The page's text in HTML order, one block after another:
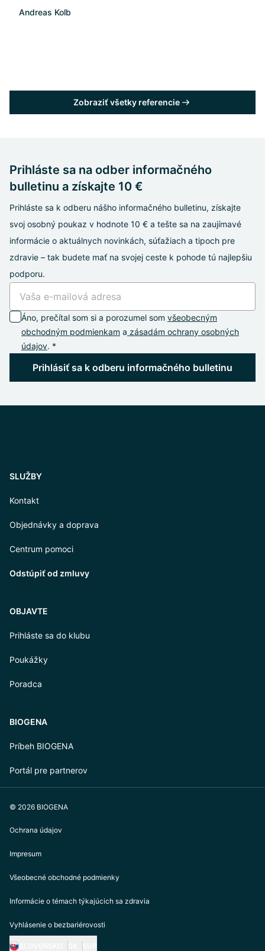
Andreas Kolb
Zobraziť všetky referencie
Prihláste sa na odber informačného
bulletinu a získajte 10 €
Prihláste sa k odberu nášho informačného bulletinu, získajte
svoj osobný poukaz v hodnote 10 € a tešte sa na zaujímavé
informácie o aktuálnych novinkách, súťažiach a tipoch pre
zdravie – tak budete mať na svojej ceste k pohode tú najlepšiu
podporu.
Áno, prečítal som si a porozumel som všeobecným
obchodným podmienkam a zásadám ochrany osobných
údajov. *
Prihlásiť sa k odberu informačného bulletinu
SLUŽBY
Kontakt
Objednávky a doprava
Centrum pomoci
Odstúpiť od zmluvy
OBJAVTE
Prihláste sa do klubu
Poukážky
Poradca
BIOGENA
Príbeh BIOGENA
Portál pre partnerov
© 2026 BIOGENA
Ochrana údajov
Impresum
Všeobecné obchodné podmienky
Informácie o témach týkajúcich sa zdravia
Vyhlásenie o bezbariérovosti